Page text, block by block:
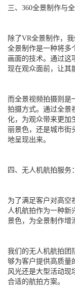
三、360全景制作与
除了VR全景制作，
全景制作是一种将多
画面的技术。通过这
现在观众面前，让其
而全景视频拍摄则是
拍摄方式。通过全景
化，为观众带来更加
丽景色，还是城市街
地呈现出来。
四、无人机航拍服务
为了满足客户对高空
人机航拍作为一种新
景色，为全景制作增
我们的无人机航拍团
够为客户提供高质量
风光还是大型活动现
合适的航拍方案。